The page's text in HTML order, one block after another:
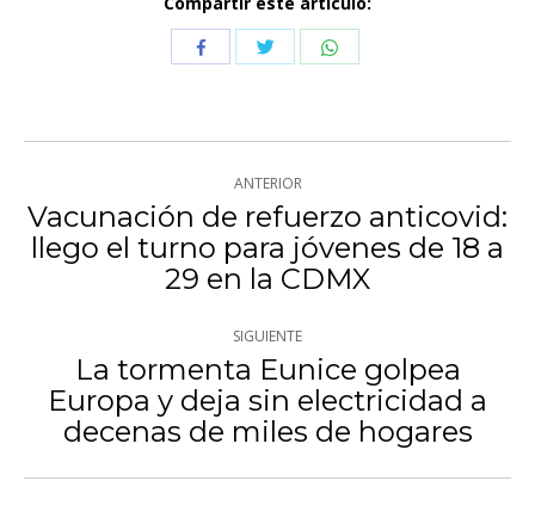
CompartirCompartirCompartir
Navegación
entre
publicaciones
ANTERIOR
Publicación
anterior:
Vacunación de refuerzo anticovid:
llego el turno para jóvenes de 18 a
29 en la CDMX
SIGUIENTE
Publicación
siguiente:
La tormenta Eunice golpea
Europa y deja sin electricidad a
decenas de miles de hogares